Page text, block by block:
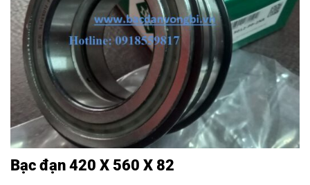
Bạc đạn 420 X 560 X 82